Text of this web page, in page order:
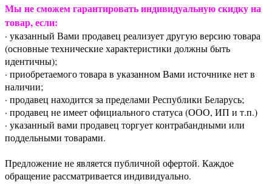
Мы не сможем гарантировать индивидуальную скидку на
товар, если:
· указанный Вами продавец реализует другую версию товара
(основные технические характеристики должны быть
идентичны);
· приобретаемого товара в указанном Вами источнике нет в
наличии;
· продавец находится за пределами Республики Беларусь;
· продавец не имеет официального статуса (ООО, ИП и т.п.)
· указанный вами продавец торгует контрабандными или
поддельными товарами.
Предложение не является публичной офертой. Каждое
обращение рассматривается индивидуально.